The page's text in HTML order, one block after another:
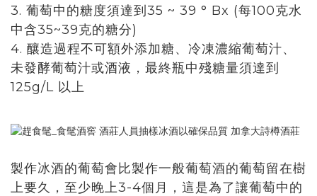
3. 葡萄中的糖度須達到35 ~ 39 ° Bx (每100克水
中含35~39克的糖分)
4. 釀造過程不可額外添加糖、冷凍濃縮葡萄汁、
未發酵葡萄汁或酒液，最終瓶中殘糖量須達到
125g/L 以上
製作冰酒的葡萄會比製作一般葡萄酒的葡萄留在樹
上要久，至少晚上3-4個月，這是為了讓葡萄中的